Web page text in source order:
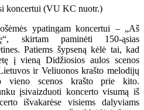
ypatingam koncertui – „Aš
skirtam paminėti 150-ąsias
Patiems šypseną kėlė tai, kad
į vieną Didžiosios aulos scenos
ir Veliuonos krašto melodijų
vieno scenos krašto prie kito.
įsivaizduoti koncerto visumą iš
išvakarėse visiems dalyviams